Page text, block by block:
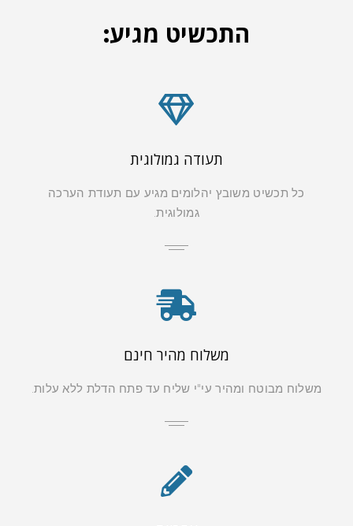
התכשיט מגיע:
תעודה גמולוגית
כל תכשיט משובץ יהלומים מגיע עם תעודת הערכה
גמולוגית.
משלוח מהיר חינם
משלוח מבוטח ומהיר עי"י שליח עד פתח הדלת ללא עלות.